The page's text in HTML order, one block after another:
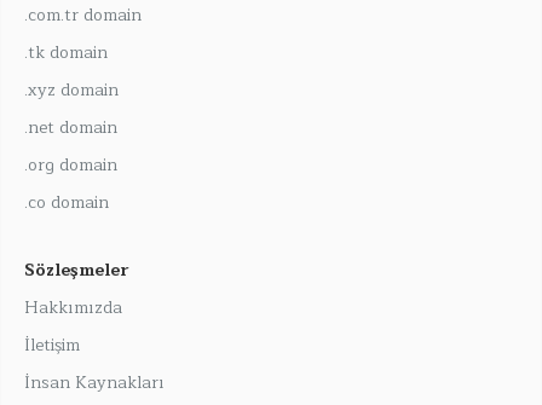
.com.tr domain
.tk domain
.xyz domain
.net domain
.org domain
.co domain
Sözleşmeler
Hakkımızda
İletişim
İnsan Kaynakları